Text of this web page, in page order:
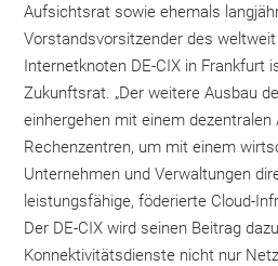
Aufsichtsrat sowie ehemals
Vorstandsvorsitzender des
Internetknoten DE-CIX in Frankfurt
Zukunftsrat. „Der weitere Ausbau
einhergehen mit einem dezentralen
Rechenzentren, um mit einem
Unternehmen und Verwaltungen
leistungsfähige, föderierte Cloud-
Der DE-CIX wird seinen Beitrag
Konnektivitätsdienste nicht nur